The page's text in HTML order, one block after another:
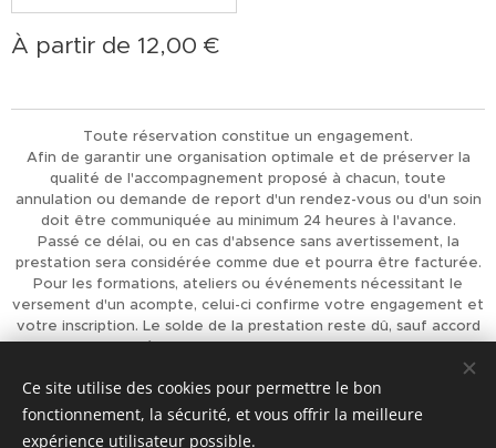
À partir de 12,00 €
Toute réservation constitue un engagement.
Afin de garantir une organisation optimale et de préserver la
qualité de l'accompagnement proposé à chacun, toute
annulation ou demande de report d'un rendez-vous ou d'un soin
doit être communiquée au minimum 24 heures à l'avance.
Passé ce délai, ou en cas d'absence sans avertissement, la
prestation sera considérée comme due et pourra être facturée.
Pour les formations, ateliers ou événements nécessitant le
versement d'un acompte, celui-ci confirme votre engagement et
votre inscription. Le solde de la prestation reste dû, sauf accord
préalable de L'Univers d'Achaiah.
permettent d'offrir à chacun un accompagnement de qualité.
Optimisé parWebnode Cookies
Ce site utilise des cookies pour permettre le bon
fonctionnement, la sécurité, et vous offrir la meilleure
expérience utilisateur possible.